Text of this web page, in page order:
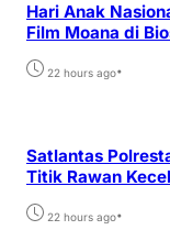
Hari Anak
Film Moana di
22 hours ago•
Satlantas
Titik Rawan
22 hours ago•